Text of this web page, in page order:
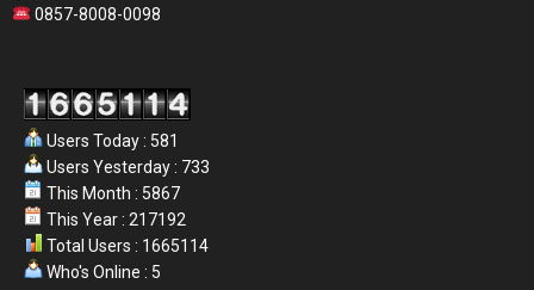
0857-8008-0098
Users Today : 581
Users Yesterday : 733
This Month : 5867
This Year : 217192
Total Users : 1665114
Who's Online : 5